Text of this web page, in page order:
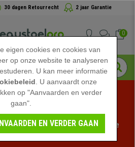
30 dagen Retourrecht 2 jaar Garantie
0
bij bureaustoelpro!
een beperkte tijd - Bekijk de
eigen cookies en cookies van
op onze website te analyseren
U kan meer informatie
. U aanvaardt onze
op "Aanvaarden en verder
gaan".
EN VERDER GAAN